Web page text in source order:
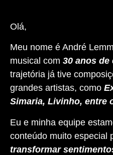
Olá,
Meu nome é André
musical com 30 anos de
trajetória já tive
grandes artistas, como
Simaria, Livinho, entre
Eu e minha equipe
conteúdo muito especial
transformar